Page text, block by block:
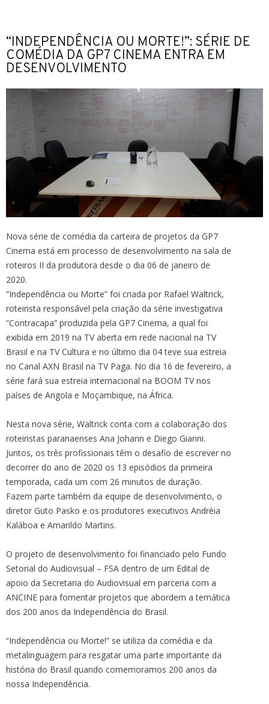
“INDEPENDÊNCIA OU MORTE!”: SÉRIE DE
COMÉDIA DA GP7 CINEMA ENTRA EM
DESENVOLVIMENTO
Nova série de comédia da carteira de projetos da GP7
Cinema está em processo de desenvolvimento na sala de
roteiros II da produtora desde o dia 06 de janeiro de
2020.
“Independência ou Morte” foi criada por Rafael Waltrick,
roteirista responsável pela criação da série investigativa
“Contracapa” produzida pela GP7 Cinema, a qual foi
exibida em 2019 na TV aberta em rede nacional na TV
Brasil e na TV Cultura e no último dia 04 teve sua estreia
no Canal AXN Brasil na TV Paga. No dia 16 de fevereiro, a
série fará sua estreia internacional na BOOM TV nos
países de Angola e Moçambique, na África.
Nesta nova série, Waltrick conta com a colaboração dos
roteiristas paranaenses Ana Johann e Diego Gianni.
Juntos, os três profissionais têm o desafio de escrever no
decorrer do ano de 2020 os 13 episódios da primeira
temporada, cada um com 26 minutos de duração.
Fazem parte também da equipe de desenvolvimento, o
diretor Guto Pasko e os produtores executivos Andréia
Kaláboa e Amarildo Martins.
O projeto de desenvolvimento foi financiado pelo Fundo
Setorial do Audiovisual – FSA dentro de um Edital de
apoio da Secretaria do Audiovisual em parceria com a
ANCINE para fomentar projetos que abordem a temática
dos 200 anos da Independência do Brasil.
“Independência ou Morte!” se utiliza da comédia e da
metalinguagem para resgatar uma parte importante da
história do Brasil quando comemoramos 200 anos da
nossa Independência.